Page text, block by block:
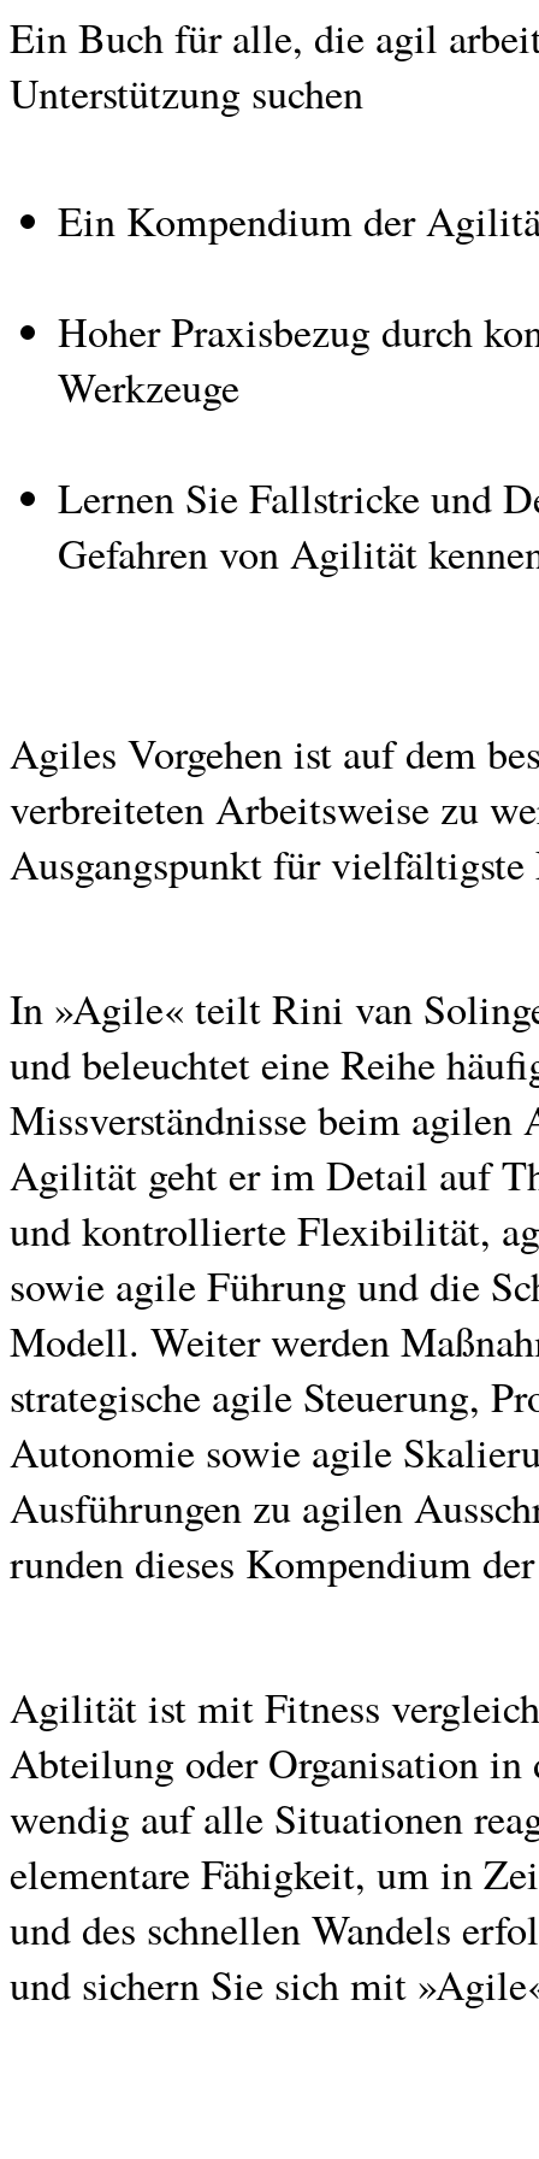
Ein Buch für alle, die agil
Unterstützung suchen
Ein Kompendium der
Hoher Praxisbezug durch
Werkzeuge
Lernen Sie Fallstricke und
Gefahren von Agilität
Agiles Vorgehen ist auf dem
verbreiteten Arbeitsweise zu
Ausgangspunkt für
In »Agile« teilt Rini van
und beleuchtet eine Reihe
Missverständnisse beim
Agilität geht er im Detail auf
und kontrollierte Flexibilität,
sowie agile Führung und die
Modell. Weiter werden
strategische agile Steuerung,
Autonomie sowie agile
Ausführungen zu agilen
runden dieses Kompendium
Agilität ist mit Fitness
Abteilung oder Organisation
wendig auf alle Situationen
elementare Fähigkeit, um in
und des schnellen Wandels
und sichern Sie sich mit